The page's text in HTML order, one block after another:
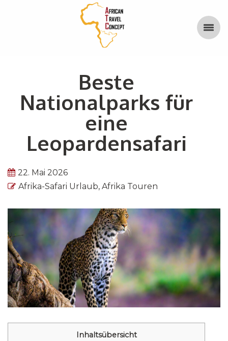
Beste
Nationalparks für
eine
Leopardensafari
22. Mai 2026
Afrika-Safari Urlaub, Afrika Touren
Inhaltsübersicht